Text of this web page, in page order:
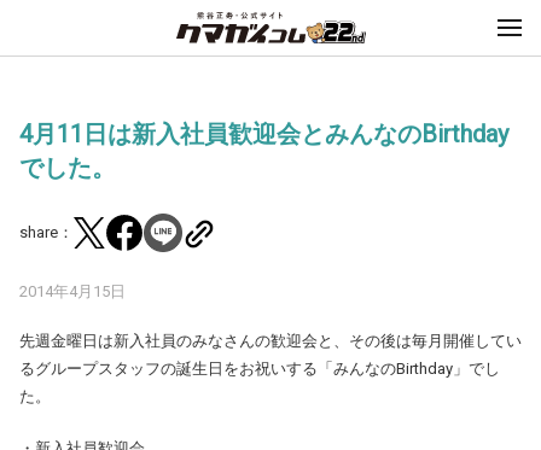
4月11日は新入社員歓迎会とみんなのBirthday
でした。
share：
2014年4月15日
先週金曜日は新入社員のみなさんの歓迎会と、その後は毎月開催してい
るグループスタッフの誕生日をお祝いする「みんなのBirthday」でし
た。